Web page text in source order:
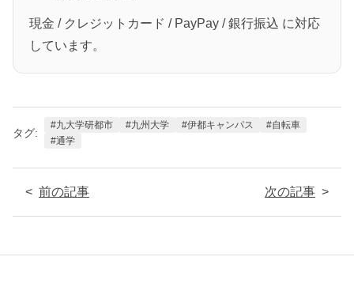
現金 / クレジットカード / PayPay / 銀行振込 に対応
しています。
タグ
九大学研都市 九州大学 伊都キャンパス
自転車
通学
前の記事 次の記事